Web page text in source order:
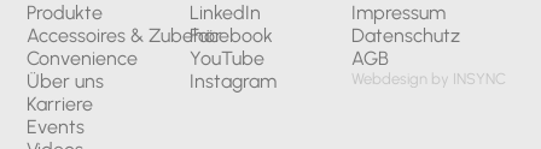
Produkte
Accessoires & Zubehör
Convenience
Über uns
Karriere
Events
LinkedIn
Facebook
YouTube
Instagram
Impressum
Datenschutz
AGB
Webdesign by INSYNC